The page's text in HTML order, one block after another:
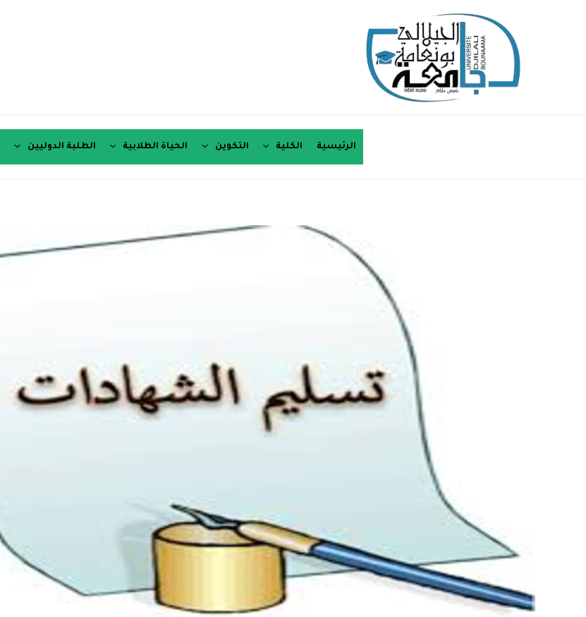
الرئيسية الكلية التكوين الحياة الطلابية الطلبة الدوليين